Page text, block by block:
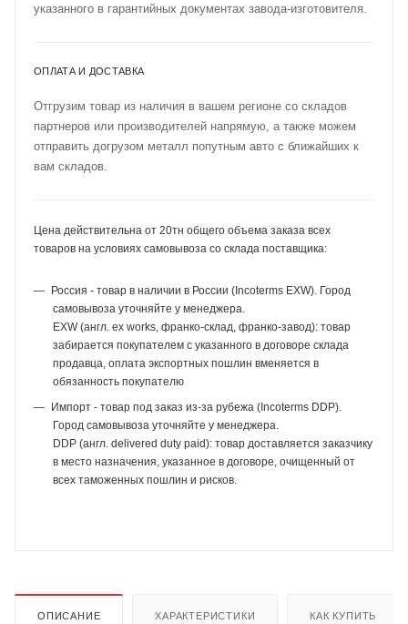
указанного в гарантийных документах завода-изготовителя.
ОПЛАТА И ДОСТАВКА
Отгрузим товар из наличия в вашем регионе со складов
партнеров или производителей напрямую, а также можем
отправить догрузом металл попутным авто с ближайших к
вам складов.
Цена действительна от 20тн общего объема заказа всех
товаров на условиях самовывоза со склада поставщика:
Россия - товар в наличии в России (Incoterms EXW). Город
самовывоза уточняйте у менеджера.
EXW (англ. ex works, франко-склад, франко-завод): товар
забирается покупателем с указанного в договоре склада
продавца, оплата экспортных пошлин вменяется в
обязанность покупателю
Импорт - товар под заказ из-за рубежа (Incoterms DDP).
Город самовывоза уточняйте у менеджера.
DDP (англ. delivered duty paid): товар доставляется заказчику
в место назначения, указанное в договоре, очищенный от
всех таможенных пошлин и рисков.
ОПИСАНИЕ ХАРАКТЕРИСТИКИ КАК КУПИТЬ